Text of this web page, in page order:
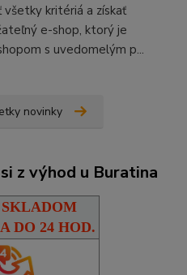
všetky kritériá a získať
e-shop, ktorý je
s uvedomelým p...
novinky
z výhod u Buratina
DO 24 HOD.